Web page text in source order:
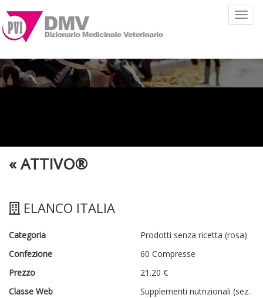
«ATTIVO®
ELANCO ITALIA
Categoria
Prodotti senza ricetta (rosa)
Confezione
60 Compresse
Prezzo
21.20 €
Classe Web
Supplementi nutrizionali (sez.